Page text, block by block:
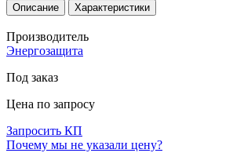
Описание Характеристики
Производитель
Энергозащита
Под заказ
Цена по запросу
Запросить КП
Почему мы не указали цену?